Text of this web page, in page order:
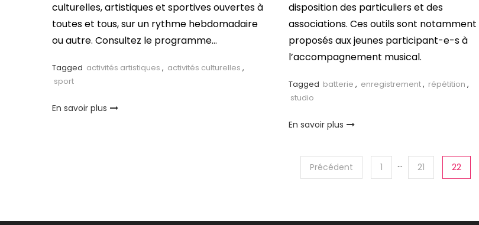
culturelles, artistiques et sportives ouvertes à
toutes et tous, sur un rythme hebdomadaire
ou autre. Consultez le programme…
Tagged activités artistiques , activités culturelles ,
sport
En savoir plus
disposition des particuliers et des
associations. Ces outils sont notamment
proposés aux jeunes participant-e-s à
l’accompagnement musical.
Tagged batterie , enregistrement, répétition ,
studio
En savoir plus
Précédent 1 … 21 22